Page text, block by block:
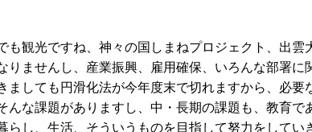
観光ですね、神々の国しまねプロジェクト、出
ませんし、産業振興、雇用確保、いろんな部署
しても円滑化法が今年度末で切れますから、必
な課題がありますし、中・長期の課題も、教育
し、生活、そういうものを目指して努力をしてい